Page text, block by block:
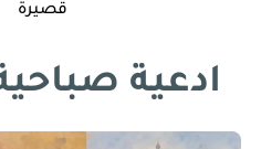
قصيرة
ادعية